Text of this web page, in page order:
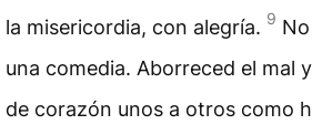
la misericordia, con alegría. 9
una comedia. Aborreced el mal
de corazón unos a otros como